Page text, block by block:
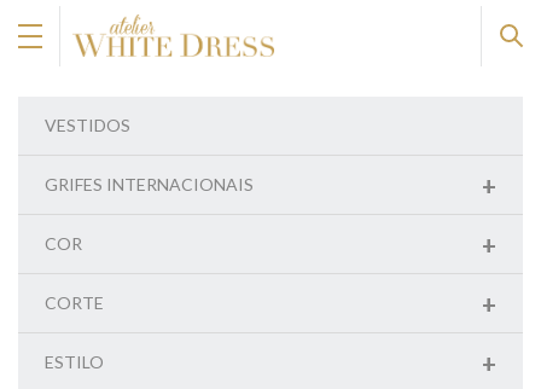
VESTIDOS
+
GRIFES INTERNACIONAIS
+
COR
+
CORTE
+
ESTILO